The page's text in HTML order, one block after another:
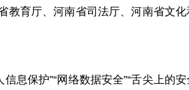
育厅、河南省司法厅、河南省文
保护”“网络数据安全”“舌尖上的安